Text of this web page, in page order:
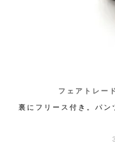
フェアトレー
裏にフリース付き。パン